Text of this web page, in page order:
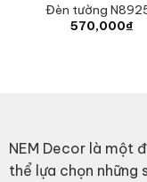
Đèn tường
570,000₫
NEM Decor là một
thể lựa chọn những